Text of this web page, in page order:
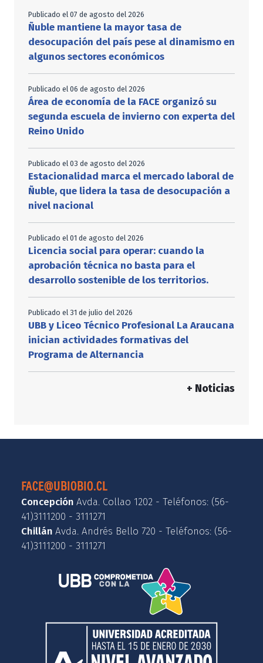
Publicado el 07 de agosto del 2026
Ñuble mantiene la mayor tasa de
desocupación del país pese al dinamismo en
algunos sectores económicos
Publicado el 06 de agosto del 2026
Área de economía de la FACE organizó su
segunda escuela de invierno con experta del
Reino Unido
Publicado el 03 de agosto del 2026
Estacionalidad marca el mercado laboral de
Ñuble, que lidera la tasa de desocupación a
nivel nacional
Publicado el 01 de agosto del 2026
Licencia social para operar: cuando la
aprobación técnica no basta para el
desarrollo sostenible de los territorios.
Publicado el 31 de julio del 2026
UBB y Liceo Técnico Profesional La Araucana
inician actividades formativas del
Programa de Alternancia
+ Noticias
FACE@UBIOBIO.CL
Concepción Avda. Collao 1202 - Teléfonos: (56-
41)3111200 - 3111271
Chillán Avda. Andrés Bello 720 - Teléfonos: (56-
41)3111200 - 3111271